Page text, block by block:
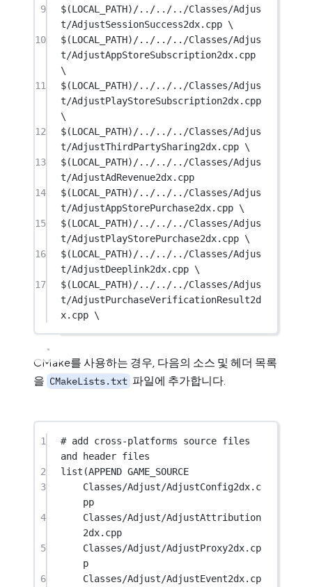
9
$(LOCAL_PATH)/../../../Classes/Adjus
t/AdjustSessionSuccess2dx.cpp \
10
$(LOCAL_PATH)/../../../Classes/Adjus
t/AdjustAppStoreSubscription2dx.cpp
\
11
$(LOCAL_PATH)/../../../Classes/Adjus
t/AdjustPlayStoreSubscription2dx.cpp
\
12
$(LOCAL_PATH)/../../../Classes/Adjus
t/AdjustThirdPartySharing2dx.cpp \
13
$(LOCAL_PATH)/../../../Classes/Adjus
t/AdjustAdRevenue2dx.cpp
14
$(LOCAL_PATH)/../../../Classes/Adjus
t/AdjustAppStorePurchase2dx.cpp \
15
$(LOCAL_PATH)/../../../Classes/Adjus
t/AdjustPlayStorePurchase2dx.cpp \
16
$(LOCAL_PATH)/../../../Classes/Adjus
t/AdjustDeeplink2dx.cpp \
17
$(LOCAL_PATH)/../../../Classes/Adjus
t/AdjustPurchaseVerificationResult2d
x.cpp \
CMake를 사용하는 경우, 다음의 소스 및 헤더 목록
을 CMakeLists.txt 파일에 추가합니다.
1
# add cross-platforms source files
and header files
2
list (APPEND GAME_SOURCE
3
Classes/Adjust/AdjustConfig2dx.c
pp
4
Classes/Adjust/AdjustAttribution
2dx.cpp
5
Classes/Adjust/AdjustProxy2dx.cp
p
6
Classes/Adjust/AdjustEvent2dx.cp